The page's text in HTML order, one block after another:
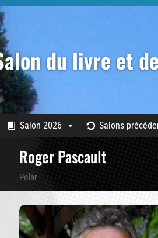
du livre et
Salon 2026 Salons
Roger Pascault
Polar